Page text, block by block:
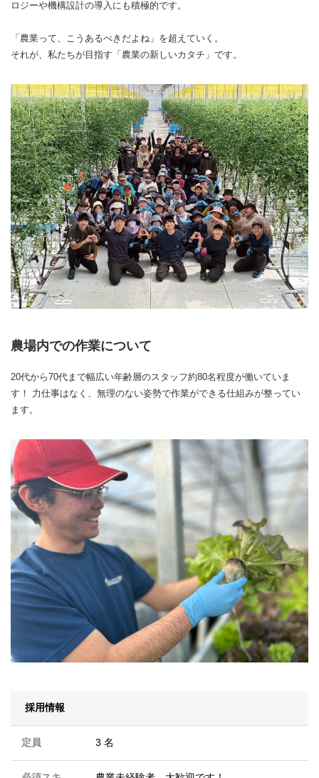
ロジーや機構設計の導入にも積極的です。
「農業って、こうあるべきだよね」を超えていく。
それが、私たちが目指す「農業の新しいカタチ」です。
農場内での作業について
20代から70代まで幅広い年齢層のスタッフ約80名程度が働いていま
す！ 力仕事はなく、無理のない姿勢で作業ができる仕組みが整ってい
ます。
採用情報
定員 3 名